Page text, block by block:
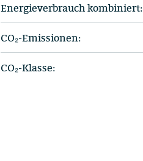
Energieverbrauch kombiniert:
CO₂-Emissionen:
CO₂-Klasse: